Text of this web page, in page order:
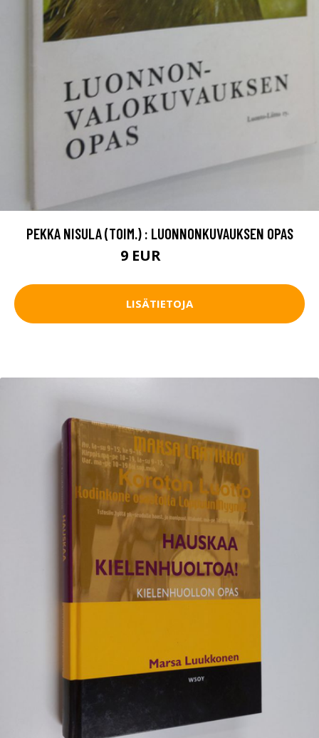
PEKKA NISULA (TOIM.) : LUONNONKUVAUKSEN OPAS
9 EUR
LISÄTIETOJA